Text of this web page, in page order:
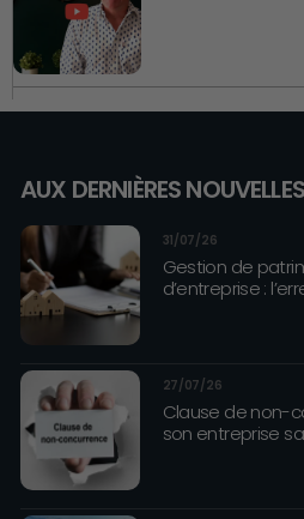
AUX DERNIÈRES NOUVELLES
31/07/26
Gestion de
d’entreprise :
27/07/26
Clause de non-
son entreprise